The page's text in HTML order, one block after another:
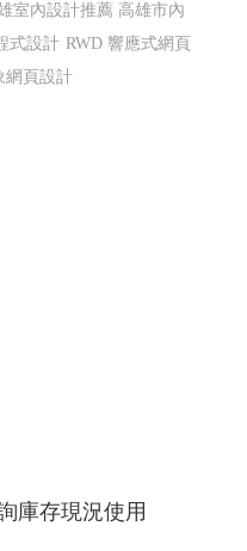
室內設計推薦 高雄市內
式設計 RWD 響應式網頁
網頁設計
庫存現況使用